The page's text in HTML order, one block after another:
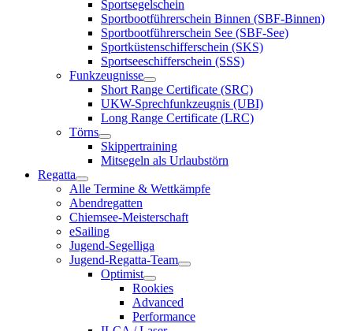
Sportsegelschein
Sportbootführerschein Binnen (SBF-Binnen)
Sportbootführerschein See (SBF-See)
Sportküstenschifferschein (SKS)
Sportseeschifferschein (SSS)
Funkzeugnisse
Short Range Certificate (SRC)
UKW-Sprechfunkzeugnis (UBI)
Long Range Certificate (LRC)
Törns
Skippertraining
Mitsegeln als Urlaubstörn
Regatta
Alle Termine & Wettkämpfe
Abendregatten
Chiemsee-Meisterschaft
eSailing
Jugend-Segelliga
Jugend-Regatta-Team
Optimist
Rookies
Advanced
Performance